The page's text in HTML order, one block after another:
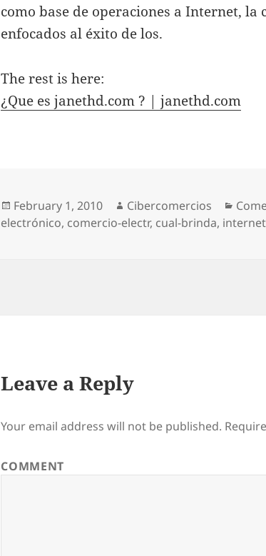
como base de operaciones a Internet,
enfocados al éxito de los.
The rest is here:
¿Que es janethd.com ? | janethd.com
Posted
on
February 1, 2010 Author
Cibercomercios
electrónico, comercio-electr, cual-brinda, internet
Leave a Reply
Your email address will not be published.
COMMENT